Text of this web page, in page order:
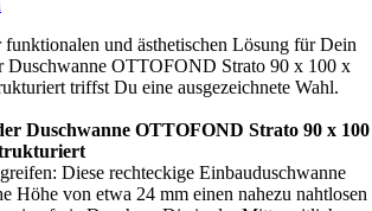
funktionalen und ästhetischen Lösung für Dein
Duschwanne OTTOFOND Strato 90 x 100 x
triffst Du eine ausgezeichnete Wahl.
Duschwanne OTTOFOND Strato 90 x 100
Diese rechteckige Einbauduschwanne
Höhe von etwa 24 mm einen nahezu nahtlosen